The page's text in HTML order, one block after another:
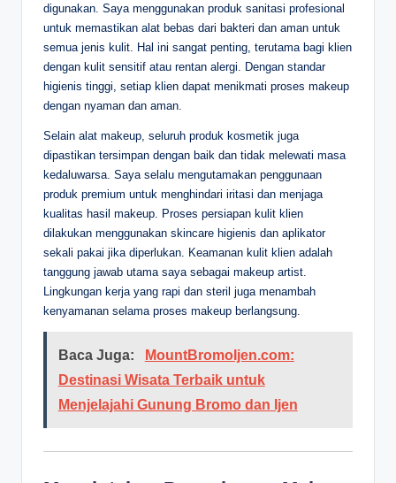
digunakan. Saya menggunakan produk sanitasi profesional
untuk memastikan alat bebas dari bakteri dan aman untuk
semua jenis kulit. Hal ini sangat penting, terutama bagi klien
dengan kulit sensitif atau rentan alergi. Dengan standar
higienis tinggi, setiap klien dapat menikmati proses makeup
dengan nyaman dan aman.
Selain alat makeup, seluruh produk kosmetik juga
dipastikan tersimpan dengan baik dan tidak melewati masa
kedaluwarsa. Saya selalu mengutamakan penggunaan
produk premium untuk menghindari iritasi dan menjaga
kualitas hasil makeup. Proses persiapan kulit klien
dilakukan menggunakan skincare higienis dan aplikator
sekali pakai jika diperlukan. Keamanan kulit klien adalah
tanggung jawab utama saya sebagai makeup artist.
Lingkungan kerja yang rapi dan steril juga menambah
kenyamanan selama proses makeup berlangsung.
Baca Juga:
MountBromoIjen.com:
Destinasi Wisata Terbaik untuk
Menjelajahi Gunung Bromo dan Ijen